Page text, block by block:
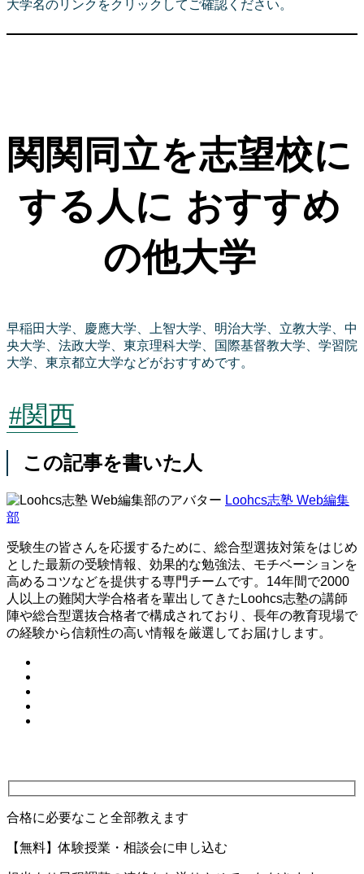
大学名のリンクをクリックしてご確認ください。
関関同立を志望校に
する人に おすすめ
の他大学
早稲田大学、慶應大学、上智大学、明治大学、立教大学、中
央大学、法政大学、東京理科大学、国際基督教大学、学習院
大学、東京都立大学などがおすすめです。
#関西
この記事を書いた人
Loohcs志塾 Web編集
部
受験生の皆さんを応援するために、総合型選抜対策をはじめ
とした最新の受験情報、効果的な勉強法、モチベーションを
高めるコツなどを提供する専門チームです。14年間で2000
人以上の難関大学合格者を輩出してきたLoohcs志塾の講師
陣や総合型選抜合格者で構成されており、長年の教育現場で
の経験から信頼性の高い情報を厳選してお届けします。
合格に必要なこと全部教えます
【無料】体験授業・相談会に申し込む